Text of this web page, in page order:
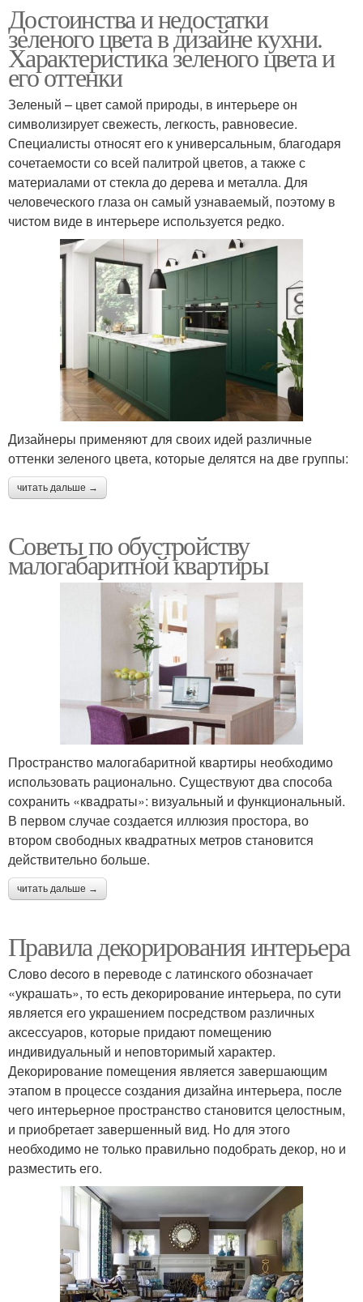
Достоинства и недостатки
зеленого цвета в дизайне кухни.
Характеристика зеленого цвета и
его оттенки
Зеленый – цвет самой природы, в интерьере он
символизирует свежесть, легкость, равновесие.
Специалисты относят его к универсальным, благодаря
сочетаемости со всей палитрой цветов, а также с
материалами от стекла до дерева и металла. Для
человеческого глаза он самый узнаваемый, поэтому в
чистом виде в интерьере используется редко.
Дизайнеры применяют для своих идей различные
оттенки зеленого цвета, которые делятся на две группы:
читать дальше →
Советы по обустройству
малогабаритной квартиры
Пространство малогабаритной квартиры необходимо
использовать рационально. Существуют два способа
сохранить «квадраты»: визуальный и функциональный.
В первом случае создается иллюзия простора, во
втором свободных квадратных метров становится
действительно больше.
читать дальше →
Правила декорирования интерьера
Слово decoro в переводе с латинского обозначает
«украшать», то есть декорирование интерьера, по сути
является его украшением посредством различных
аксессуаров, которые придают помещению
индивидуальный и неповторимый характер.
Декорирование помещения является завершающим
этапом в процессе создания дизайна интерьера, после
чего интерьерное пространство становится целостным,
и приобретает завершенный вид. Но для этого
необходимо не только правильно подобрать декор, но и
разместить его.